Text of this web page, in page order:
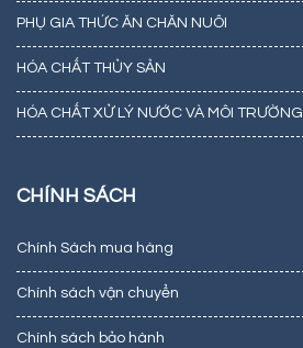
PHỤ GIA THỨC ĂN CHĂN NUÔI
HÓA CHẤT THỦY SẢN
HÓA CHẤT XỬ LÝ NƯỚC VÀ MÔI TRƯỜNG
CHÍNH SÁCH
Chính Sách mua hàng
Chính sách vận chuyển
Chính sách bảo hành